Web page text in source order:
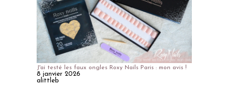
J'ai testé les faux ongles Roxy Nails Paris : mon avis !
8 janvier 2026
alittleb